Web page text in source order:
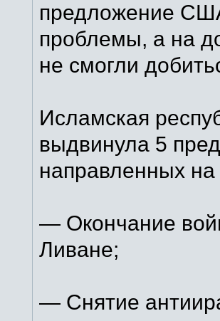
предложение
проблемы, а на
не смогли
Исламская
выдвинула 5
направленных на
— Окончание
Ливане;
— Снятие